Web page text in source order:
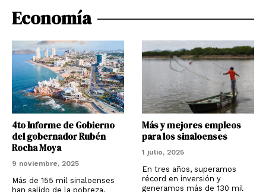
Economía
4to Informe de Gobierno
del gobernador Rubén
Rocha Moya
9 noviembre, 2025
Más de 155 mil sinaloenses
han salido de la pobreza.
Más y mejores empleos
para los sinaloenses
1 julio, 2025
En tres años, superamos
récord en inversión y
generamos más de 130 mil